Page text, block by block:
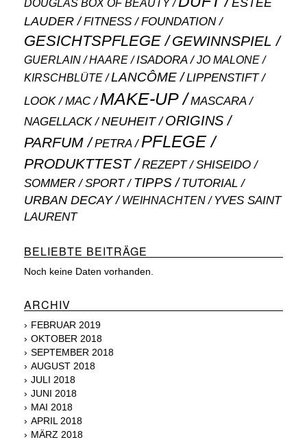
DOUGLAS BOX OF BEAUTY
ESTÉE
LAUDER
FITNESS FOUNDATION
GESICHTSPFLEGE GEWINNSPIEL
GUERLAIN HAARE ISADORA JO MALONE
KIRSCHBLÜTE LANCÔME LIPPENSTIFT
LOOK MAC MAKE-UP MASCARA
NAGELLACK NEUHEIT ORIGINS
PARFUM PETRA PFLEGE
PRODUKTTEST REZEPT SHISEIDO
SOMMER SPORT TIPPS TUTORIAL
URBAN DECAY WEIHNACHTEN
YVES SAINT
LAURENT
BELIEBTE BEITRÄGE
Noch keine Daten vorhanden.
ARCHIV
FEBRUAR 2019
OKTOBER 2018
SEPTEMBER 2018
AUGUST 2018
JULI 2018
JUNI 2018
MAI 2018
APRIL 2018
MÄRZ 2018